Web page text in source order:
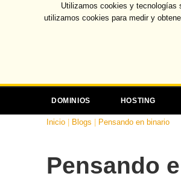
Utilizamos cookies y tecnologías
utilizamos cookies para medir y
DOMINIOS HOSTING
Inicio Blogs Pensando en binario
Pensando